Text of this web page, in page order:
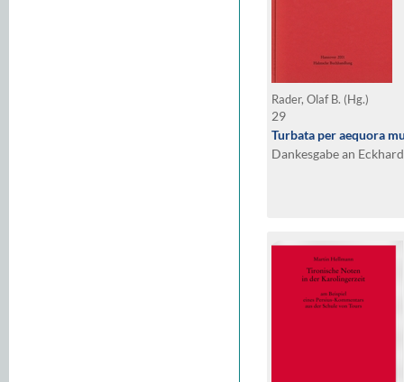
Rader, Olaf B. (Hg.)
29
Turbata per aequora
Dankesgabe an